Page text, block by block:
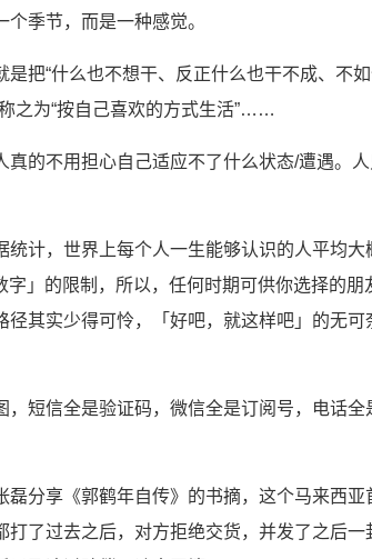
季节，而是一种感觉。
把“什么也不想干、反正什么也干不成、不
之为“按自己喜欢的方式生活”……
真的不用担心自己适应不了什么状态/遭遇。
统计，世界上每个人一生能够认识的人平均大
」的限制，所以，任何时期可供你选择的朋
径其实少得可怜，「好吧，就这样吧」的无可
，短信全是验证码，微信全是订阅号，电话全
磊分享《郭鹤年自传》的书摘，这个马来西亚
了过去之后，对方拒绝交货，并发了之后一